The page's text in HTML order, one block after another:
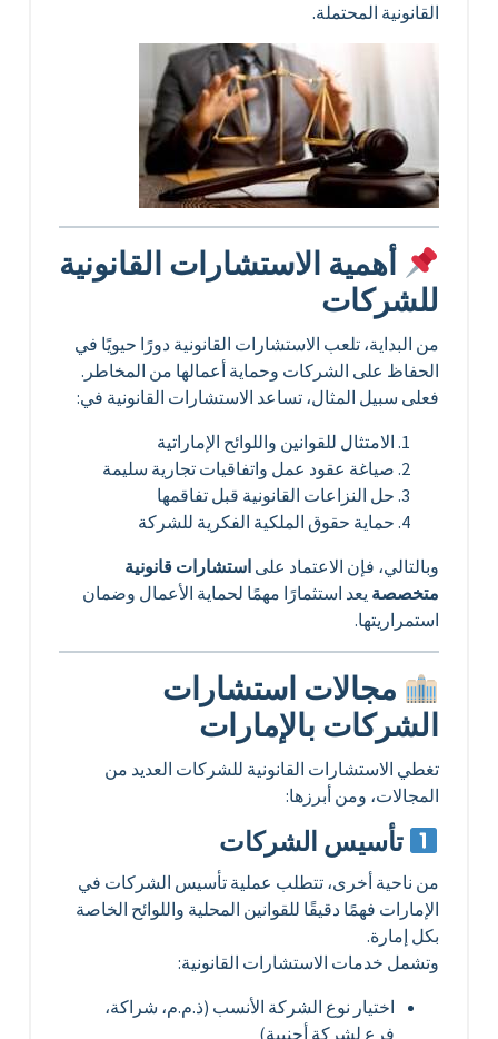
القانونية المحتملة.
أهمية الاستشارات القانونية
للشركات
من البداية، تلعب الاستشارات القانونية دورًا حيويًا في
الحفاظ على الشركات وحماية أعمالها من المخاطر.
فعلى سبيل المثال، تساعد الاستشارات القانونية في:
الامتثال للقوانين واللوائح الإماراتية
صياغة عقود عمل واتفاقيات تجارية سليمة
حل النزاعات القانونية قبل تفاقمها
حماية حقوق الملكية الفكرية للشركة
وبالتالي، فإن الاعتماد على استشارات قانونية
متخصصةيعد استثمارًا مهمًا لحماية الأعمال وضمان
استمراريتها.
مجالات استشارات
الشركات بالإمارات
تغطي الاستشارات القانونية للشركات العديد من
المجالات، ومن أبرزها:
تأسيس الشركات
من ناحية أخرى، تتطلب عملية تأسيس الشركات في
الإمارات فهمًا دقيقًا للقوانين المحلية واللوائح الخاصة
بكل إمارة.
وتشمل خدمات الاستشارات القانونية:
اختيار نوع الشركة الأنسب (ذ.م.م، شراكة،
فرع لشركة أجنبية)